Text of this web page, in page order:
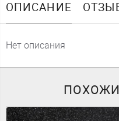
ОПИСАНИЕ
Нет описания